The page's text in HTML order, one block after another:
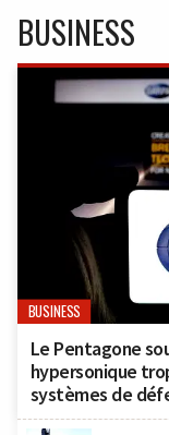
BUSINESS
BUSINESS
Le Pentagone
hypersonique
systèmes de